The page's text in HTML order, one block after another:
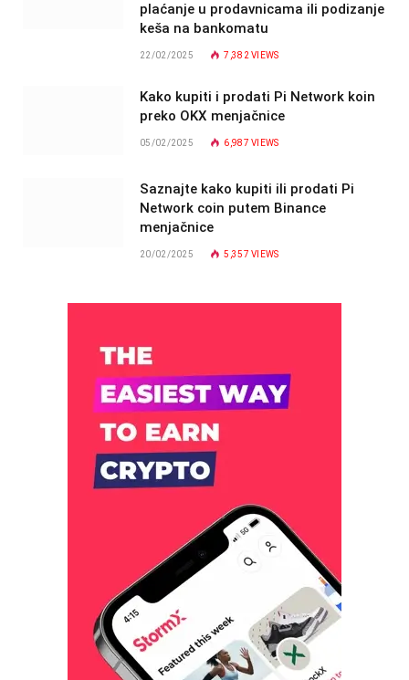
plaćanje u prodavnicama ili podizanje
keša na bankomatu
22/02/2025 7,382VIEWS
Kako kupiti i prodati Pi Network koin
preko OKX menjačnice
05/02/2025 6,987VIEWS
Saznajte kako kupiti ili prodati Pi
Network coin putem Binance
menjačnice
20/02/2025 5,357VIEWS